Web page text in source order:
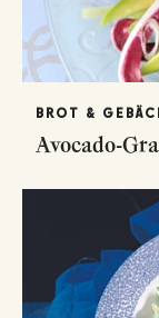
BROT &
Avocado-